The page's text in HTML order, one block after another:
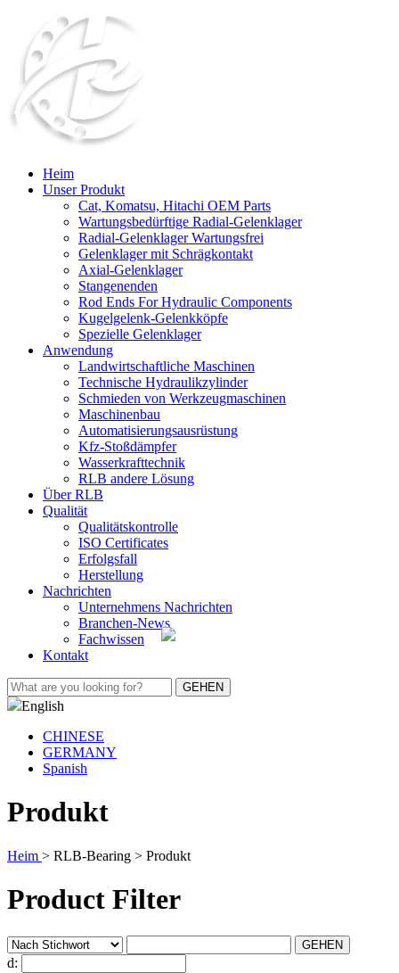
Heim
Unser Produkt
Cat, Komatsu, Hitachi OEM Parts
Wartungsbedürftige Radial-Gelenklager
Radial-Gelenklager Wartungsfrei
Gelenklager mit Schrägkontakt
Axial-Gelenklager
Stangenenden
Rod Ends For Hydraulic Components
Kugelgelenk-Gelenkköpfe
Spezielle Gelenklager
Anwendung
Landwirtschaftliche Maschinen
Technische Hydraulikzylinder
Schmieden von Werkzeugmaschinen
Maschinenbau
Automatisierungsausrüstung
Kfz-Stoßdämpfer
Wasserkrafttechnik
RLB andere Lösung
Über RLB
Qualität
Qualitätskontrolle
ISO Certificates
Erfolgsfall
Herstellung
Nachrichten
Unternehmens Nachrichten
Branchen-News
Fachwissen
Kontakt
English
CHINESE
GERMANY
Spanish
Produkt
Heim > RLB-Bearing > Produkt
Product Filter
d: